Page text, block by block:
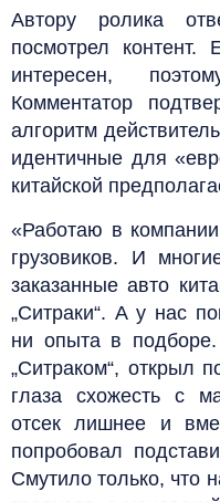
Автору ролика
посмотрел
интересен,
Комментатор
алгоритм
идентичные для
китайской
«Работаю в
грузовиков. И
заказанные авто
„Ситраки“. А у нас
ни опыта в
„Ситраком“, открыл
глаза схожесть с
отсек лишнее и
попробовал
Смутило только, что